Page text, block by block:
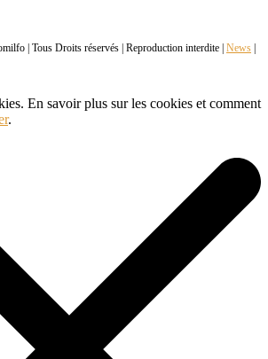
| Tous Droits réservés | Reproduction interdite | News |
En savoir plus sur les cookies et comment
.